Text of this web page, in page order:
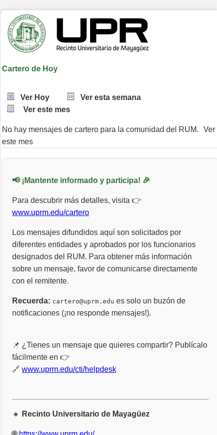
Cartero de Hoy
Ver Hoy
Ver esta semana
Ver este mes
No hay mensajes de cartero para la comunidad del RUM.
Ver
este mes
📢 ¡Mantente informado y participa! 🎉
Para descubrir más detalles, visita 👉
www.uprm.edu/cartero
Los mensajes difundidos aquí son solicitados por
diferentes entidades y aprobados por los funcionarios
designados del RUM. Para obtener más información
sobre un mensaje, favor de comunicarse directamente
con el remitente.
Recuerda: cartero@uprm.edu es solo un buzón de
notificaciones (¡no responde mensajes!).
📌 ¿Tienes un mensaje que quieres compartir? Publícalo
fácilmente en 👉
🔗 www.uprm.edu/cti/helpdesk
🔸 Recinto Universitario de Mayagüez